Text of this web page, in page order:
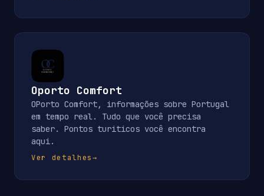
Oporto Comfort
OPorto Comfort, informações sobre Portugal
em tempo real. Tudo que você precisa
saber. Pontos turiticos você encontra
aqui.
Ver detalhes→